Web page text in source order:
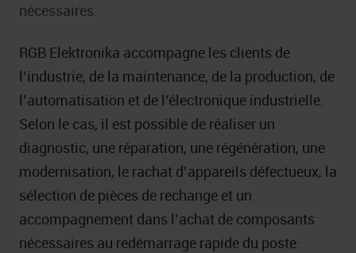
nécessaires.
RGB Elektronika accompagne les clients de
l’industrie, de la maintenance, de la production, de
l’automatisation et de l’électronique industrielle.
Selon le cas, il est possible de réaliser un
diagnostic, une réparation, une régénération, une
modernisation, le rachat d’appareils défectueux, la
sélection de pièces de rechange et un
accompagnement dans l’achat de composants
nécessaires au redémarrage rapide du poste.